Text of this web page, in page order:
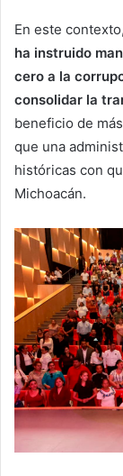
En este contexto,
ha instruido
cero a la
consolidar la
beneficio de
que una
históricas con
Michoacán.